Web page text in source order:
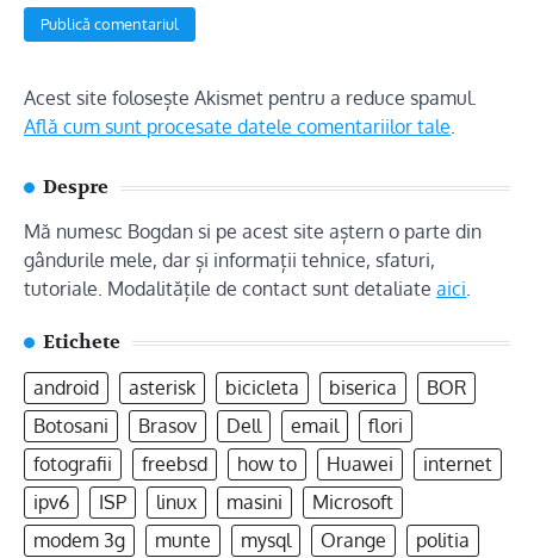
Acest site folosește Akismet pentru a reduce spamul.
Află cum sunt procesate datele comentariilor tale.
Despre
Mă numesc Bogdan si pe acest site aștern o parte din
gândurile mele, dar și informații tehnice, sfaturi,
tutoriale. Modalitățile de contact sunt detaliate aici.
Etichete
android
asterisk bicicleta biserica
BOR
Botosani
Brasov Dell email
flori
fotografii
freebsd how to Huawei
internet
ipv6
ISP linux masini
Microsoft
modem 3g
munte mysql Orange
politia